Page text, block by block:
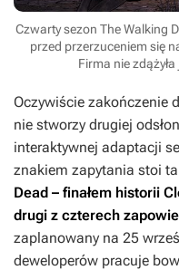
Czwarty sezon The Walking
przed przerzuceniem się
Firma nie
Oczywiście zakończenie
nie stworzy drugiej
interaktywnej adaptacji
znakiem zapytania stoi
Dead – finałem historii
drugi z czterech
zaplanowany na 25
deweloperów pracuje